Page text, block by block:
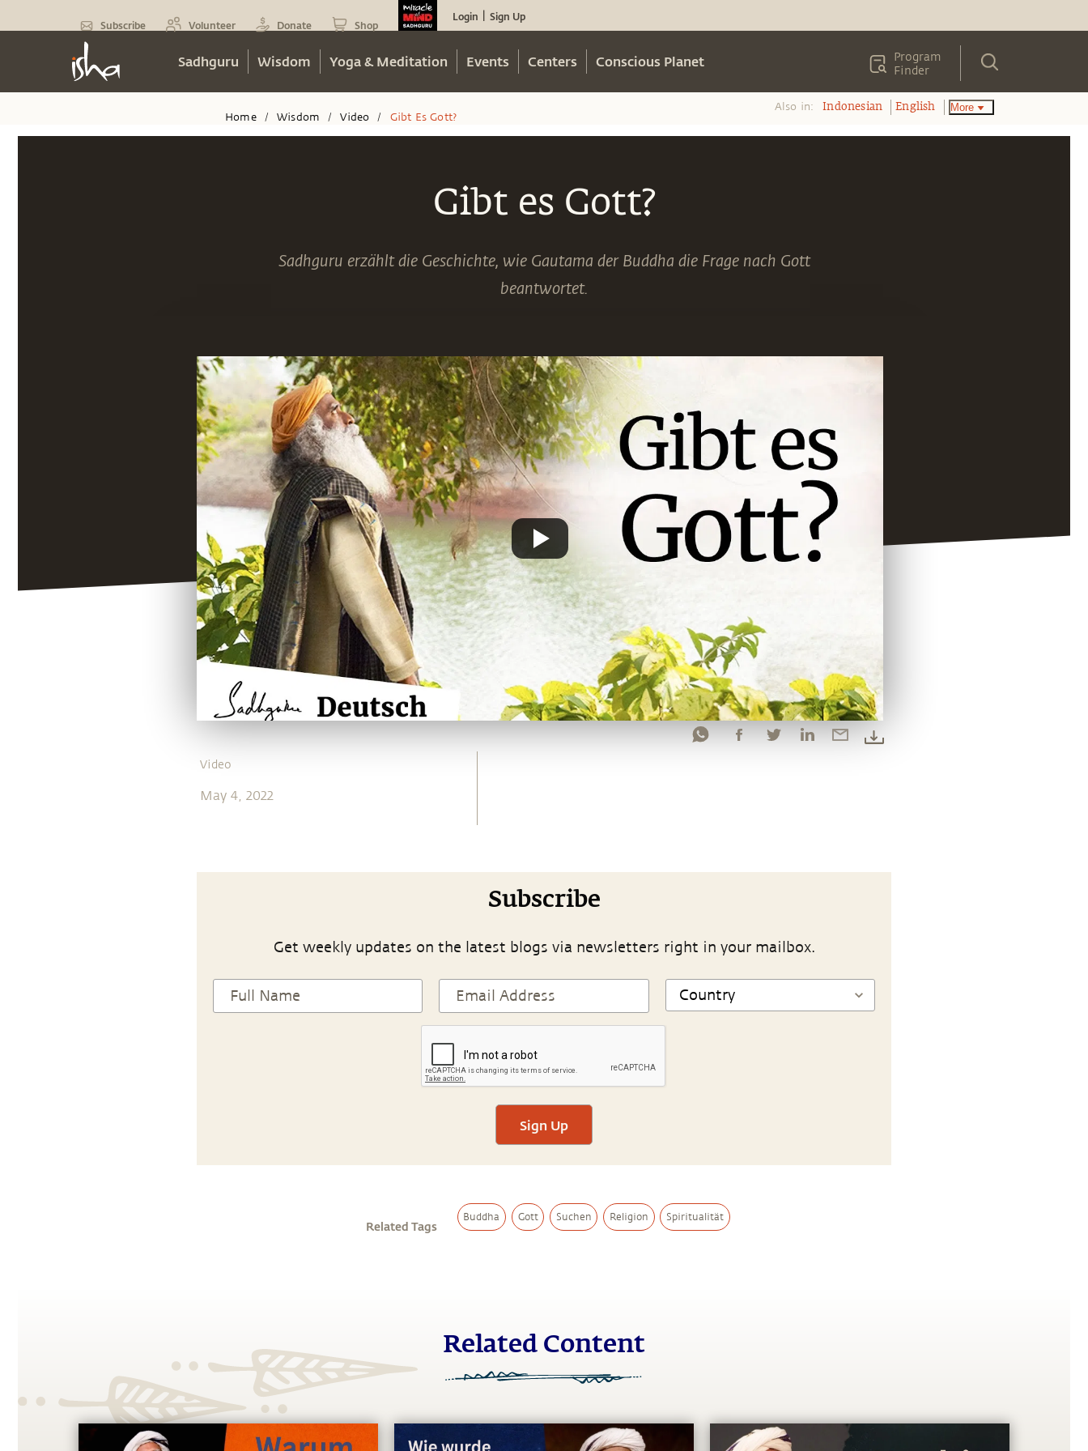
Subscribe Volunteer Donate Shop
Login Sign Up
Sadhguru Wisdom Yoga & Meditation Events Centers Conscious Planet
Program
Finder
Home / Wisdom / Video / Gibt Es Gott?
Also in: Indonesian English More
Gibt es Gott?
Sadhguru erzählt die Geschichte, wie Gautama der Buddha die Frage nach Gott
beantwortet.
Video
May 4, 2022
Subscribe
Get weekly updates on the latest blogs via newsletters right in your mailbox.
Sign Up
Related Tags
Buddha Gott Suchen Religion Spiritualität
Related Content